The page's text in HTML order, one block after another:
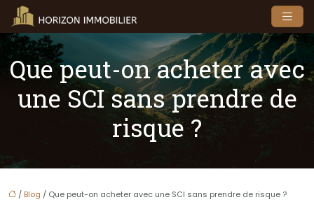
Que peut-on acheter avec
une SCI sans prendre de
risque ?
/ Blog / Que peut-on acheter avec une SCI sans prendre de risque ?